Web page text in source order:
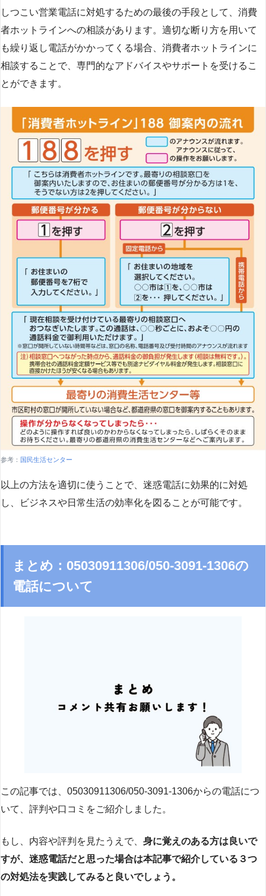
しつこい営業電話に対処するための最後の手段として、消費
者ホットラインへの相談があります。適切な断り方を用いて
も繰り返し電話がかかってくる場合、消費者ホットラインに
相談することで、専門的なアドバイスやサポートを受けるこ
とができます​​。
参考： 国民生活センター
以上の方法を適切に使うことで、迷惑電話に効果的に対処
し、ビジネスや日常生活の効率化を図ることが可能です。
まとめ：05030911306/050-3091-1306の
電話について
この記事では、05030911306/050-3091-1306からの電話につ
いて、評判や口コミをご紹介しました。
もし、内容や評判を見たうえで、 身に覚えのある方は良いで
すが、迷惑電話だと思った場合は本記事で紹介している３つ
の対処法を実践してみると良いでしょう。